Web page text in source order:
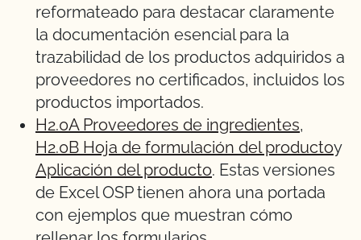
reformateado para destacar claramente
la documentación esencial para la
trazabilidad de los productos adquiridos a
proveedores no certificados, incluidos los
productos importados.
H2.0A Proveedores de ingredientes,
H2.0B Hoja de formulación del productoy
Aplicación del producto. Estas versiones
de Excel OSP tienen ahora una portada
con ejemplos que muestran cómo